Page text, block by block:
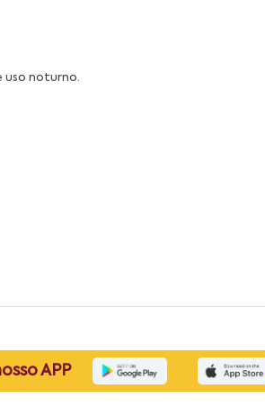
uso noturno.
APP